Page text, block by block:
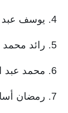
4. يوسف عبد الله محمد البشيتي
5. رائد محمد سعيد أبو ريالة
6. محمد عبد الله محمد البشيتي
7. رمضان أسامة سليم أبو عمرو